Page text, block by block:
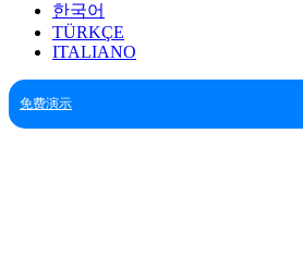
한국어
TÜRKÇE
ITALIANO
免费演示